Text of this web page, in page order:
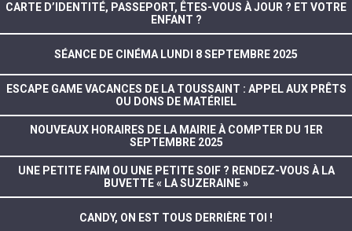
CARTE D’IDENTITÉ, PASSEPORT, ÊTES-VOUS À JOUR ? ET VOTRE
ENFANT ?
SÉANCE DE CINÉMA LUNDI 8 SEPTEMBRE 2025
ESCAPE GAME VACANCES DE LA TOUSSAINT : APPEL AUX PRÊTS
OU DONS DE MATÉRIEL
NOUVEAUX HORAIRES DE LA MAIRIE À COMPTER DU 1ER
SEPTEMBRE 2025
UNE PETITE FAIM OU UNE PETITE SOIF ? RENDEZ-VOUS À LA
BUVETTE « LA SUZERAINE »
CANDY, ON EST TOUS DERRIÈRE TOI !